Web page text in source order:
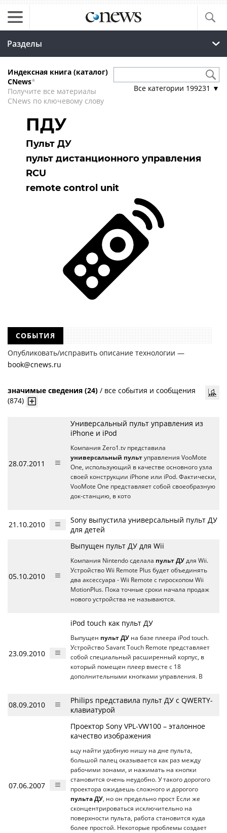
Разделы
Индексная книга (каталог)
CNews*
Получите все материалы
CNews по ключевому слову
Все категории 199231 ▼
ПДУ
Пульт ДУ
пульт дистанционного управления
RCU
remote control unit
СОБЫТИЯ
Опубликовать/исправить описание технологии —
book@cnews.ru
значимые сведения (24) / все события и сообщения
(874)
28.07.2011
Универсальный пульт управления из
iPhone и iPod
Компания Zero1.tv представила
универсальный пульт управления VooMote
One, использующий в качестве основного узла
своей конструкции iPhone или iPod. Фактически,
VooMote One представляет собой своеобразную
док-станцию, в кото
21.10.2010
Sony выпустила универсальный пульт ДУ
для детей
05.10.2010
Выпущен пульт ДУ для Wii
Компания Nintendo сделала пульт ДУ для Wii.
Устройство Wii Remote Plus будет объединять
два аксессуара - Wii Remote с гироскопом Wii
MotionPlus. Пока точные сроки начала продаж
нового устройства не называются.
23.09.2010
iPod touch как пульт ДУ
Выпущен пульт ДУ на базе плеера iPod touch.
Устройство Savant Touch Remote представляет
собой специальный расширенный корпус, в
который помещен плеер вместе с 18
дополнительными кнопками управления. В
08.09.2010
Philips представила пульт ДУ с QWERTY-
клавиатурой
07.06.2007
Проектор Sony VPL-VW100 – эталонное
качество изображения
ьцу найти удобную нишу на дне пульта,
большой палец оказывается как раз между
рабочими зонами, и нажимать на кнопки
становится очень неудобно. У такого дорогого
проектора ожидаешь сложного и дорогого
пульта ДУ, но он предельно прост Если же
сконцентрироваться исключительно на
поверхности пульта, работа становится куда
более простой. Некоторые проблемы создает